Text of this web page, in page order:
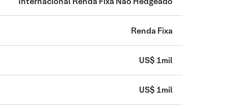
Renda Fixa
US$ 1mil
US$ 1mil